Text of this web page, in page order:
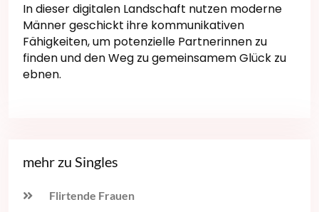
In dieser digitalen Landschaft nutzen moderne
Männer geschickt ihre kommunikativen
Fähigkeiten, um potenzielle Partnerinnen zu
finden und den Weg zu gemeinsamem Glück zu
ebnen.
mehr zu Singles
Flirtende Frauen